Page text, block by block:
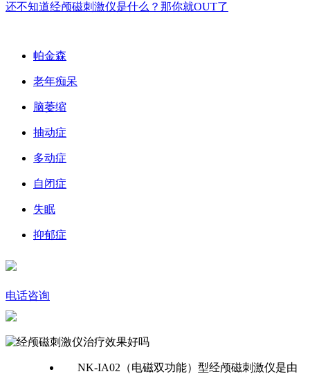
还不知道经颅磁刺激仪是什么？那你就OUT了
帕金森
老年痴呆
脑萎缩
抽动症
多动症
自闭症
失眠
抑郁症
电话咨询
NK-IA02（电磁双功能）型经颅磁刺激仪是由